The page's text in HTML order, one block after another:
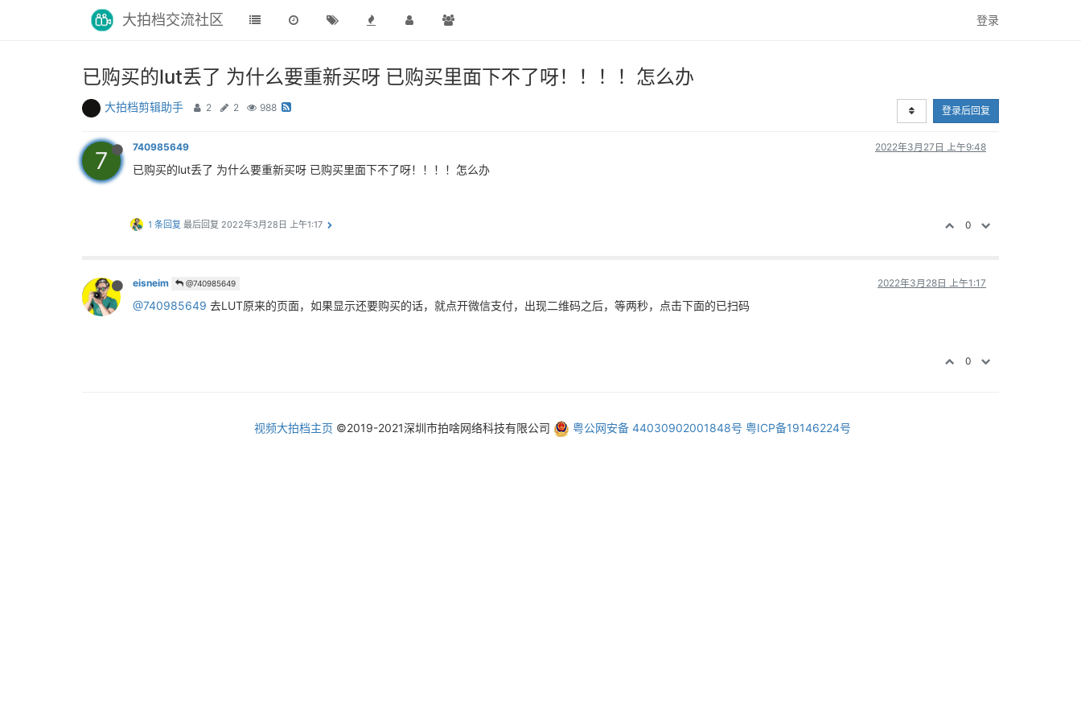
大拍档交流社区 登录
已购买的lut丢了 为什么要重新买呀 已购买里面下不了呀！！！！怎么办
大拍档剪辑助手 2 2 988 登录后回复
7 740985649 2022年3月27日 上午9:48
已购买的lut丢了 为什么要重新买呀 已购买里面下不了呀！！！！怎么办
1 条回复 最后回复 2022年3月28日 上午1:17 0
eisneim @740985649 2022年3月28日 上午1:17
@740985649 去LUT原来的页面，如果显示还要购买的话，就点开微信支付，出现二维码之后，等两秒，点击下面的已扫码
0
视频大拍档主页 ©2019-2021深圳市拍啥网络科技有限公司 粤公网安备 44030902001848号 粤ICP备19146224号